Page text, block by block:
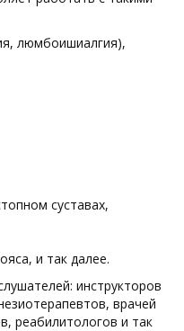
люмбоишиалгия),
суставах,
и так далее.
инструкторов
врачей
реабилитологов и так